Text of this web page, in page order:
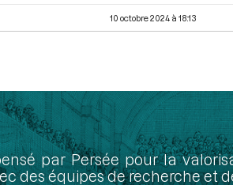
10 octobre 2024 à 18:13
par Persée pour la
des équipes de recherche et